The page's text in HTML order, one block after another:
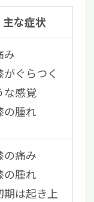
主な症状
み
がぐらつく
な感覚
の腫れ
の痛み
の腫れ
期は起き上